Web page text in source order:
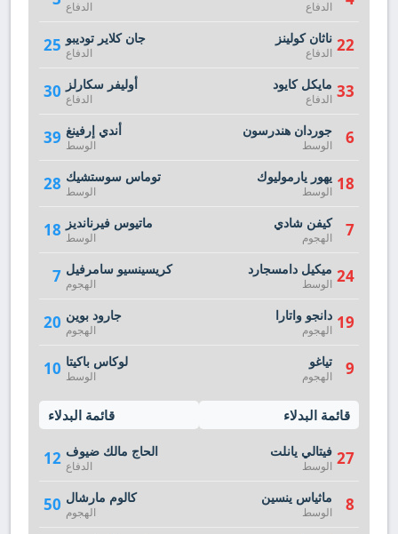
الدفاع
25 جان كلاير توديبو
الدفاع
30 أوليفر سكارلز
الدفاع
39 أندي إرفينغ
الوسط
28 توماس سوستشيك
الوسط
18 ماتيوس فيرنانديز
الوسط
7 كريسينسيو سامرفيل
الهجوم
20 جارود بوين
الهجوم
10 لوكاس باكيتا
الوسط
قائمة البدلاء
12 الحاج مالك ضيوف
الدفاع
50 كالوم مارشال
الهجوم
الدفاع
22 ناثان كولينز
الدفاع
33 مايكل كايود
الدفاع
6 جوردان هندرسون
الوسط
18 يهور يارموليوك
الوسط
7 كيفن شادي
الهجوم
24 ميكيل دامسجارد
الوسط
19 دانجو واتارا
الهجوم
9 تياغو
الهجوم
قائمة البدلاء
27 فيتالي يانلت
الوسط
8 ماثياس ينسين
الوسط